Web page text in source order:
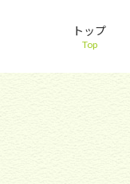
トップ
Top